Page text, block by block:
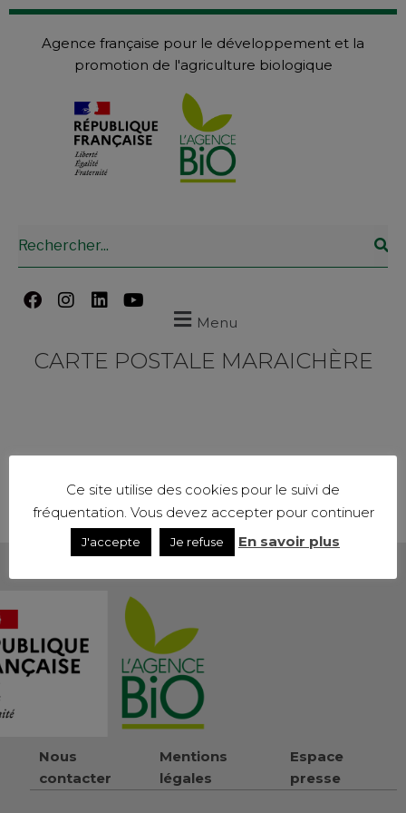
Agence française pour le développement et la
promotion de l'agriculture biologique
Menu
CARTE POSTALE MARAICHÈRE
Nous
contacter
Mentions
légales
Espace
presse
Ce site utilise des cookies pour le suivi de
fréquentation. Vous devez accepter pour continuer
J'accepte Je refuse En savoir plus